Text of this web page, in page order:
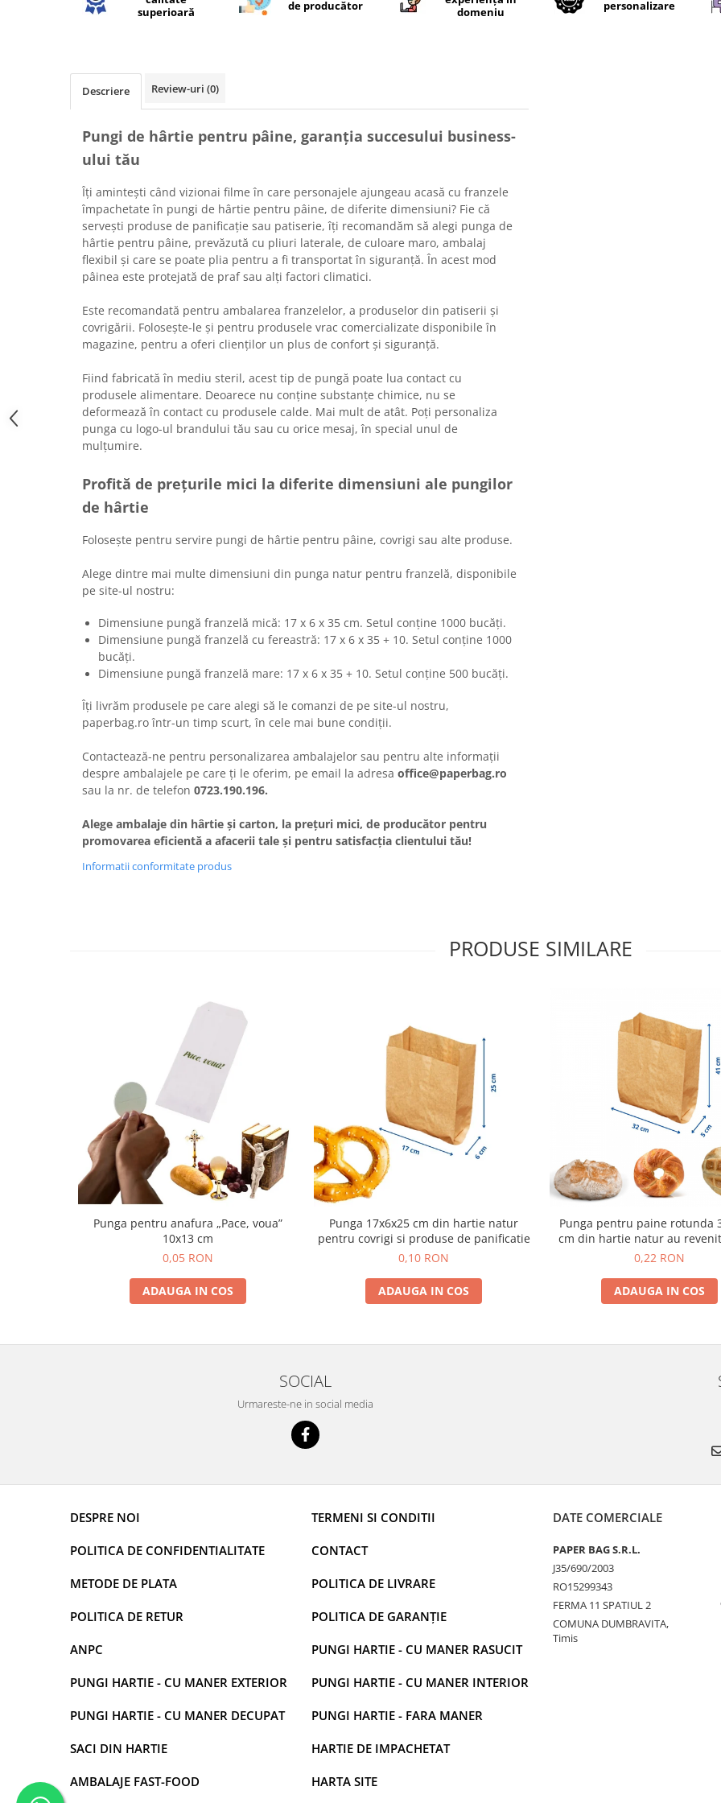
superioară
de producător
domeniu
personalizare
Descriere Review-uri (0)
Pungi de hârtie pentru pâine, garanția succesului business-
ului tău
Îți amintești când vizionai filme în care personajele ajungeau acasă cu franzele
împachetate în pungi de hârtie pentru pâine, de diferite dimensiuni? Fie că
servești produse de panificație sau patiserie, îți recomandăm să alegi punga de
hârtie pentru pâine, prevăzută cu pliuri laterale, de culoare maro, ambalaj
flexibil și care se poate plia pentru a fi transportat în siguranță. În acest mod
pâinea este protejată de praf sau alți factori climatici.
Este recomandată pentru ambalarea franzelelor, a produselor din patiserii și
covrigării. Folosește-le și pentru produsele vrac comercializate disponibile în
magazine, pentru a oferi clienților un plus de confort și siguranță.
Fiind fabricată în mediu steril, acest tip de pungă poate lua contact cu
produsele alimentare. Deoarece nu conține substanțe chimice, nu se
deformează în contact cu produsele calde. Mai mult de atât. Poți personaliza
punga cu logo-ul brandului tău sau cu orice mesaj, în special unul de
mulțumire.
Profită de prețurile mici la diferite dimensiuni ale pungilor
de hârtie
Folosește pentru servire pungi de hârtie pentru pâine, covrigi sau alte produse.
Alege dintre mai multe dimensiuni din punga natur pentru franzelă, disponibile
pe site-ul nostru:
Dimensiune pungă franzelă mică: 17 x 6 x 35 cm. Setul conține 1000 bucăți.
Dimensiune pungă franzelă cu fereastră: 17 x 6 x 35 + 10. Setul conține 1000
bucăți.
Dimensiune pungă franzelă mare: 17 x 6 x 35 + 10. Setul conține 500 bucăți.
Îți livrăm produsele pe care alegi să le comanzi de pe site-ul nostru,
paperbag.ro într-un timp scurt, în cele mai bune condiții.
Contactează-ne pentru personalizarea ambalajelor sau pentru alte informații
despre ambalajele pe care ți le oferim, pe email la adresa office@paperbag.ro
sau la nr. de telefon 0723.190.196.
Alege ambalaje din hârtie și carton, la prețuri mici, de producător pentru
promovarea eficientă a afacerii tale și pentru satisfacția clientului tău!
Informatii conformitate produs
PRODUSE SIMILARE
Punga pentru anafura „Pace, voua”
10x13 cm
0,05 RON
ADAUGA IN COS
Punga 17x6x25 cm din hartie natur
pentru covrigi si produse de panificatie
0,10 RON
ADAUGA IN COS
Punga pentru paine rotunda
cm din hartie natur au
0,22 RON
ADAUGA IN COS
SOCIAL
Urmareste-ne in social media
DESPRE NOI
POLITICA DE CONFIDENTIALITATE
METODE DE PLATA
POLITICA DE RETUR
ANPC
PUNGI HARTIE - CU MANER EXTERIOR
PUNGI HARTIE - CU MANER DECUPAT
SACI DIN HARTIE
AMBALAJE FAST-FOOD
TERMENI SI CONDITII
CONTACT
POLITICA DE LIVRARE
POLITICA DE GARANȚIE
PUNGI HARTIE - CU MANER RASUCIT
PUNGI HARTIE - CU MANER INTERIOR
PUNGI HARTIE - FARA MANER
HARTIE DE IMPACHETAT
HARTA SITE
DATE COMERCIALE
PAPER BAG S.R.L.
J35/690/2003
RO15299343
FERMA 11 SPATIUL 2
COMUNA DUMBRAVITA,
Timis